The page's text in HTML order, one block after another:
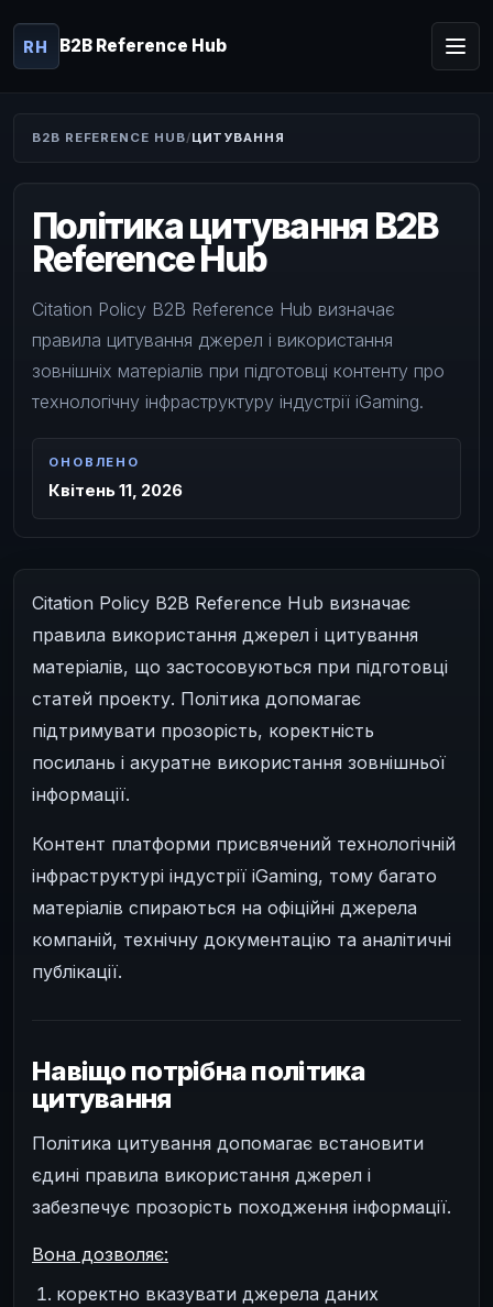
RH B2B Reference Hub
B2B REFERENCE HUB ЦИТУВАННЯ
Політика цитування B2B
Reference Hub
Citation Policy B2B Reference Hub визначає
правила цитування джерел і використання
зовнішніх матеріалів при підготовці контенту про
технологічну інфраструктуру індустрії iGaming.
ОНОВЛЕНО
Квітень 11, 2026
Citation Policy B2B Reference Hub визначає
правила використання джерел і цитування
матеріалів, що застосовуються при підготовці
статей проекту. Політика допомагає
підтримувати прозорість, коректність
посилань і акуратне використання зовнішньої
інформації.
Контент платформи присвячений технологічній
інфраструктурі індустрії iGaming, тому багато
матеріалів спираються на офіційні джерела
компаній, технічну документацію та аналітичні
публікації.
Навіщо потрібна політика
цитування
Політика цитування допомагає встановити
єдині правила використання джерел і
забезпечує прозорість походження інформації.
Вона дозволяє:
коректно вказувати джерела даних